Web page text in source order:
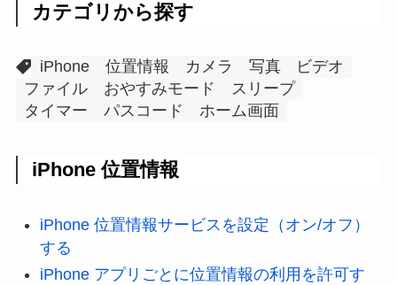
カテゴリから探す
iPhone 位置情報 カメラ 写真
ビデオ
ファイル
おやすみモード
スリープ
タイマー
パスコード ホーム画面
iPhone 位置情報
iPhone 位置情報サービスを設定（オン/オフ）
する
iPhone アプリごとに位置情報の利用を許可す